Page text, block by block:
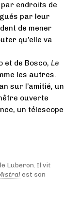
endroits de
par leur
de mener
qu’elle va
et de Bosco, Le
les autres.
sur l’amitié, un
ouverte
un télescope
Luberon. Il vit
est son